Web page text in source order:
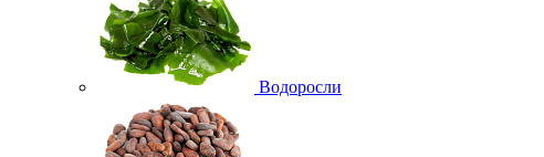
Водоросли